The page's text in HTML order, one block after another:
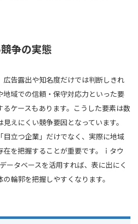
争の実態
告露出や知名度だけでは判断しきれ
地域での信頼・保守対応力といった要
ケースもあります。こうした要素は数
えにくい競争要因となっています。
目立つ企業」だけでなく、実際に地域
を把握することが重要です。ｉタウ
ータベースを活用すれば、表に出にく
輪郭を把握しやすくなります。